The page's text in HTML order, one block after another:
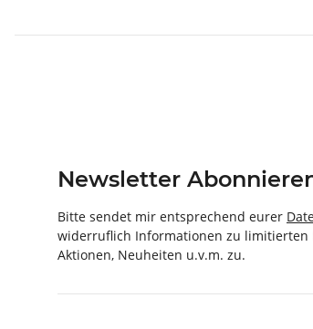
Newsletter
Bitte sendet mir entsprechend eurer
widerruflich Informationen zu limitierten
Aktionen, Neuheiten u.v.m. zu.